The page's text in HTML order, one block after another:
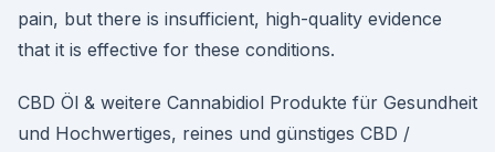
pain, but there is insufficient, high-quality evidence
that it is effective for these conditions.
CBD Öl & weitere Cannabidiol Produkte für Gesundheit
und Hochwertiges, reines und günstiges CBD /